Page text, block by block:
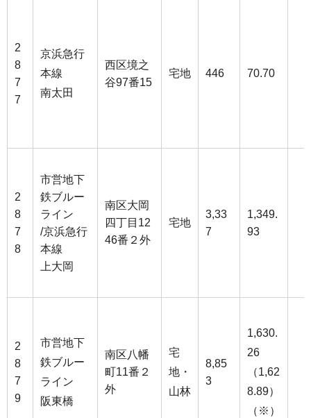
2
8
7
7
京浜急行
本線
南太田
西区境之
谷97番15
宅地 446 70.70
2
8
7
8
市営地下
鉄ブルー
ライン
/京浜急行
本線
上大岡
南区大岡
四丁目12
46番２外
宅地
3,33
7
1,349.
93
2
8
7
9
市営地下
鉄ブルー
ライン
阪東橋
南区八幡
町11番２
外
宅
地・
山林
8,85
3
1,630.
26
（1,62
8.89）
（※）